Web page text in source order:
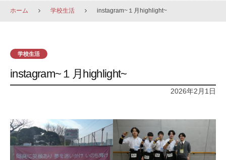
ホーム 学校生活 instagram~１月highlight~
学校生活
instagram~１月highlight~
2026年2月1日